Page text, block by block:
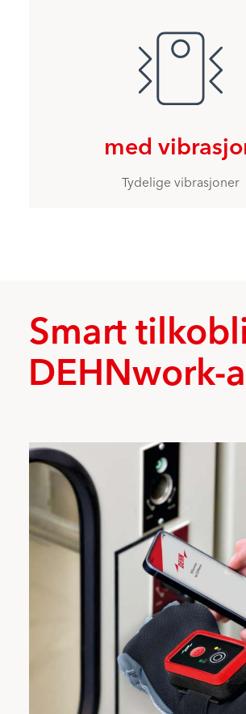
med
Tydelige vibrasjoner
Smart
DEHNwork-